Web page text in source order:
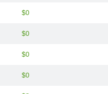
$0
$0
$0
$0